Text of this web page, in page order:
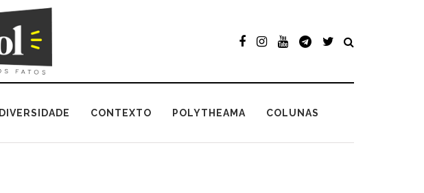
DIVERSIDADE CONTEXTO POLYTHEAMA COLUNAS